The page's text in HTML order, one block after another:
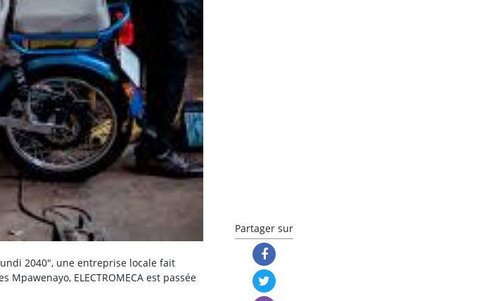
2040", une entreprise locale fait
ELECTROMECA est passée
Partager sur